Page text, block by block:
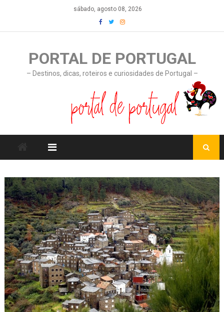
content
sábado, agosto 08, 2026
PORTAL DE PORTUGAL
– Destinos, dicas, roteiros e curiosidades de Portugal –